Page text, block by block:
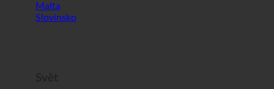
Malta
Slovinsko